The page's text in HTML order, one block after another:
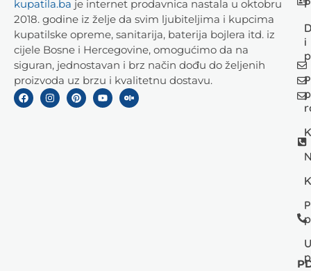
kupatila.ba je internet prodavnica nastala u oktobru
2018. godine iz želje da svim ljubiteljima i kupcima
kupatilske opreme, sanitarija, baterija bojlera itd. iz
cijele Bosne i Hercegovine, omogućimo da na
siguran, jednostavan i brz način dođu do željenih
proizvoda uz brzu i kvalitetnu dostavu.
i